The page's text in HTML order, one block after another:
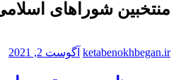
منتخبین شوراهای
ketabenokhbegan.ir آگوست 2, 2021